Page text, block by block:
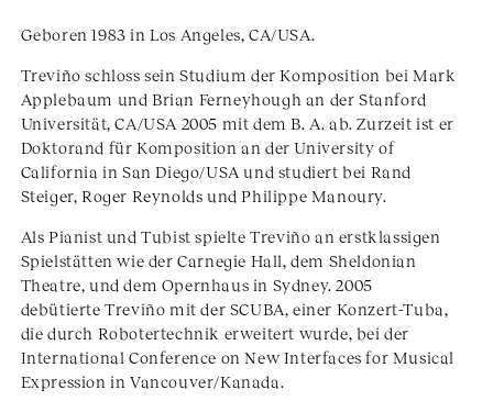
Geboren 1983 in Los Angeles, CA/USA.
Treviño schloss sein Studium der Komposition bei Mark
Applebaum und Brian Ferneyhough an der Stanford
Universität, CA/USA 2005 mit dem B. A. ab. Zurzeit ist er
Doktorand für Komposition an der University of
California in San Diego/USA und studiert bei Rand
Steiger, Roger Reynolds und Philippe Manoury.
Als Pianist und Tubist spielte Treviño an erstklassigen
Spielstätten wie der Carnegie Hall, dem Sheldonian
Theatre, und dem Opernhaus in Sydney. 2005
debütierte Treviño mit der SCUBA, einer Konzert-Tuba,
die durch Robotertechnik erweitert wurde, bei der
International Conference on New Interfaces for Musical
Expression in Vancouver/Kanada.